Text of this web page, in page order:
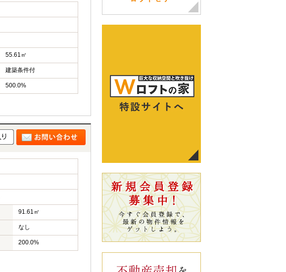
55.61㎡
建築条件付
500.0%
91.61㎡
なし
200.0%